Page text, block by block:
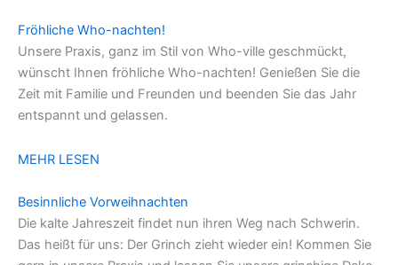
Fröhliche Who-nachten!
Unsere Praxis, ganz im Stil von Who-ville geschmückt,
wünscht Ihnen fröhliche Who-nachten! Genießen Sie die
Zeit mit Familie und Freunden und beenden Sie das Jahr
entspannt und gelassen.
MEHR LESEN
Besinnliche Vorweihnachten
Die kalte Jahreszeit findet nun ihren Weg nach Schwerin.
Das heißt für uns: Der Grinch zieht wieder ein! Kommen Sie